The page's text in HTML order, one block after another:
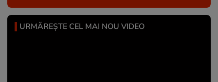
URMĂREȘTE CEL MAI NOU VIDEO